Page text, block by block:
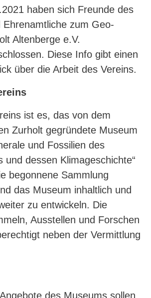
haben sich Freunde des
Ehrenamtliche zum Geo-
Altenberge e.V.
Diese Info gibt einen
über die Arbeit des Vereins.
ist es, das von dem
Zurholt gegründete Museum
und Fossilien des
und dessen Klimageschichte“
begonnene Sammlung
das Museum inhaltlich und
zu entwickeln. Die
Ausstellen und Forschen
neben der Vermittlung
des Museums sollen